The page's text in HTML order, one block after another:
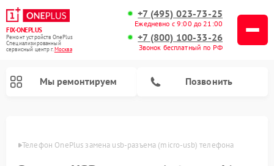
FIX-ONEPLUS
Ремонт устройств OnePlus
Специализированный
cервисный центр г.Москва
+7 (495) 023-73-25
Ежедневно с 9:00 до 21:00
+7 (800) 100-33-26
Звонок бесплатный по РФ
Мы ремонтируем Позвонить
Телефон OnePlus замена usb-разъема (micro-usb) телефона